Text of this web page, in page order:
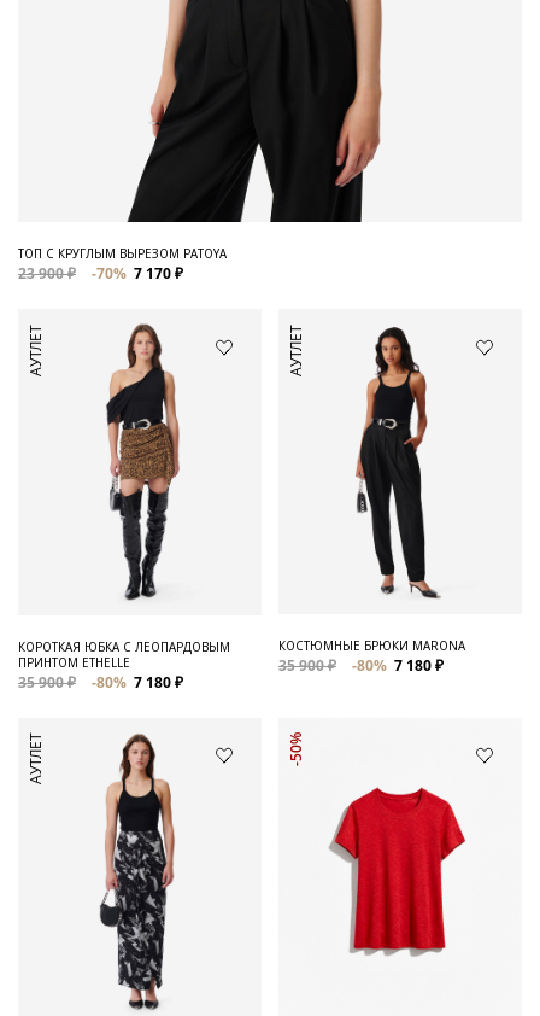
ТОП С КРУГЛЫМ ВЫРЕЗОМ PATOYA
23 900 ₽ -70% 7 170 ₽
АУТЛЕТ
КОРОТКАЯ ЮБКА С ЛЕОПАРДОВЫМ
ПРИНТОМ ETHELLE
35 900 ₽ -80% 7 180 ₽
АУТЛЕТ
КОСТЮМНЫЕ БРЮКИ MARONA
35 900 ₽ -80% 7 180 ₽
АУТЛЕТ -50%